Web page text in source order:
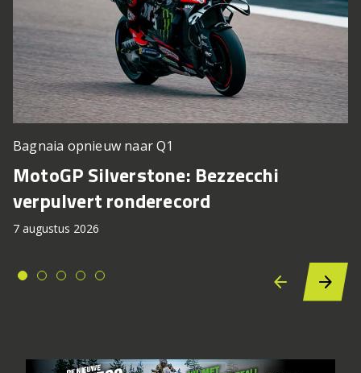
Bagnaia opnieuw naar Q1
MotoGP Silverstone: Bezzecchi
verpulvert ronderecord
7 augustus 2026